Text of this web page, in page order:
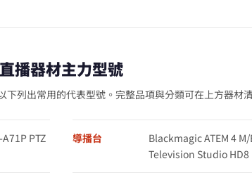
直播器材主力型號
列出常用的代表型號。完整品項與分類可在上方器材
PTZ 導播台
Blackmagic ATEM 4
Television Studio